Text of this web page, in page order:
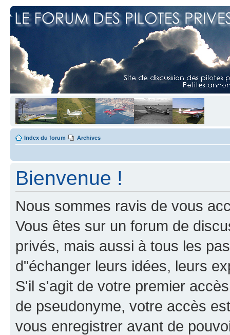
Index du forum Archives
Bienvenue !
Nous sommes ravis de vous
Vous êtes sur un forum de
privés, mais aussi à tous les
d"échanger leurs idées, leurs
S'il s'agit de votre premier
de pseudonyme, votre accès
vous enregistrer avant de